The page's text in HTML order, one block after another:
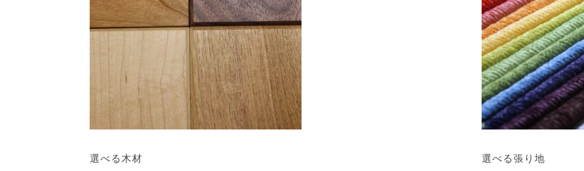
選べる木材 選べる張り地